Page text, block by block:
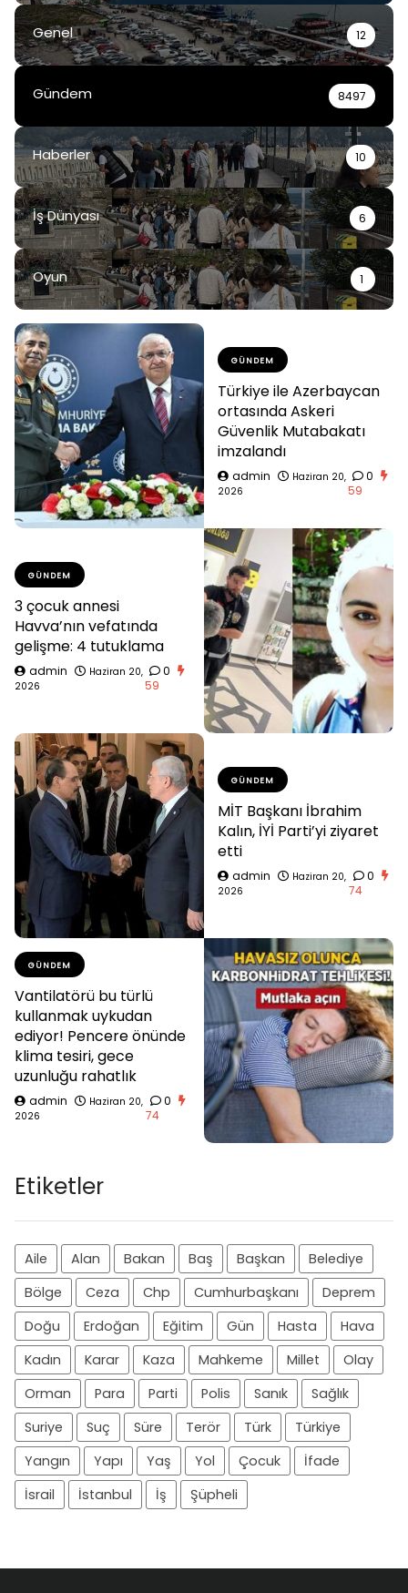
Genel 12
Gündem 8497
Haberler 10
İş Dünyası 6
Oyun 1
GÜNDEM
Türkiye ile Azerbaycan
ortasında Askeri
Güvenlik Mutabakatı
imzalandı
admin
Haziran 20,
2026
0
59
GÜNDEM
3 çocuk annesi
Havva’nın vefatında
gelişme: 4 tutuklama
admin
Haziran 20,
2026
0
59
GÜNDEM
MİT Başkanı İbrahim
Kalın, İYİ Parti’yi ziyaret
etti
admin
Haziran 20,
2026
0
74
GÜNDEM
Vantilatörü bu türlü
kullanmak uykudan
ediyor! Pencere önünde
klima tesiri, gece
uzunluğu rahatlık
admin
Haziran 20,
2026
0
74
Etiketler
Aile Alan Bakan Baş Başkan
Belediye
Bölge
Ceza Chp Cumhurbaşkanı
Deprem
Doğu
Erdoğan Eğitim Gün Hasta
Hava
Kadın
Karar Kaza Mahkeme Millet
Olay
Orman
Para Parti Polis Sanık
Sağlık
Suriye
Suç Süre Terör Türk
Türkiye
Yangın
Yapı Yaş Yol Çocuk
İfade
İsrail
İstanbul İş Şüpheli